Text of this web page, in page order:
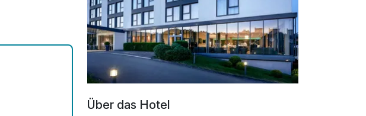
Über das Hotel